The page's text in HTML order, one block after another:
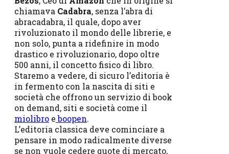
chiamava Cadabra, senza l’abra di
abracadabra, il quale, dopo aver
rivoluzionato il mondo delle librerie, e
non solo, punta a ridefinire in modo
drastico e rivoluzionario, dopo oltre
500 anni, il concetto fisico di libro.
Staremo a vedere, di sicuro l’editoria è
in fermento con la nascita di siti e
società che offrono un servizio di book
on demand, siti e società come il
miolibro eboopen.
L’editoria classica deve cominciare a
pensare in modo radicalmente diverse
se non vuole cedere quote di mercato,